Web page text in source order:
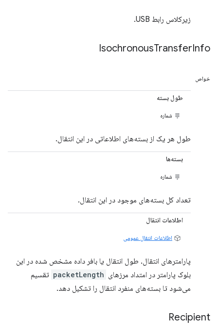
زیرکلاس رابط USB.
IsochronousTransferInfo
خواص
طول بسته
شماره
طول هر یک از بسته‌های اطلاعاتی در این انتقال.
بسته‌ها
شماره
تعداد کل بسته‌های موجود در این انتقال.
اطلاعات انتقال
اطلاعات انتقال عمومی
پارامترهای انتقال. طول انتقال یا بافر داده مشخص شده در این
بلوک پارامتر در امتداد مرزهای packetLength تقسیم
می‌شود تا بسته‌های منفرد انتقال را تشکیل دهد.
Recipient